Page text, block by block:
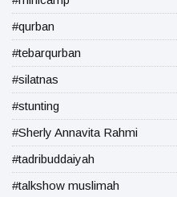
#qurban
#tebarqurban
#silatnas
#stunting
#Sherly Annavita Rahmi
#tadribuddaiyah
#talkshow muslimah